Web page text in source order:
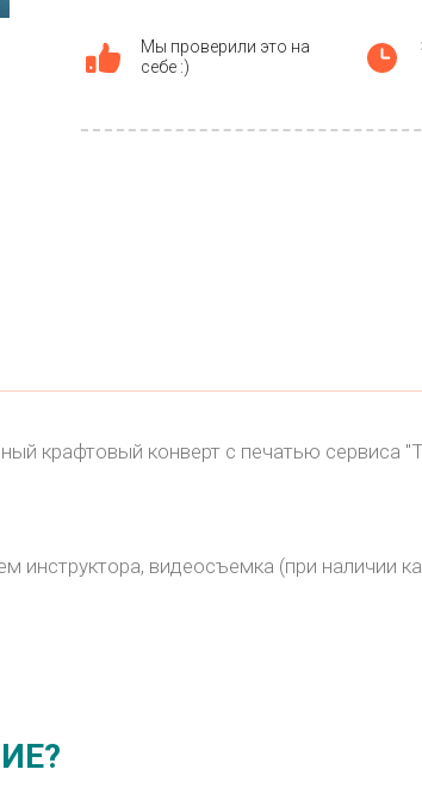
Мы проверили это на
себе :)
крафтовый конверт с печатью сервиса
видеосъемка (при наличии